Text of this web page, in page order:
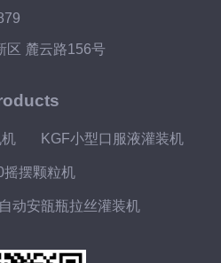
区 麓云路156号
KGF小型口服液灌装机
摇摆颗粒机
动安瓿瓶拉丝灌装机